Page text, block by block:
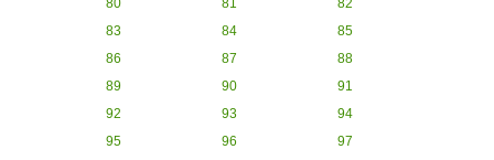
80
81
82
83
84
85
86
87
88
89
90
91
92
93
94
95
96
97